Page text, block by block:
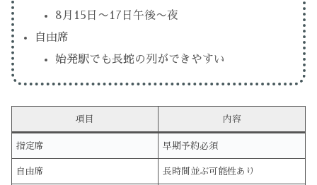
8月15日〜17日午後〜夜
自由席
始発駅でも長蛇の列ができやすい
項目 内容
指定席 早期予約必須
自由席 長時間並ぶ可能性あり